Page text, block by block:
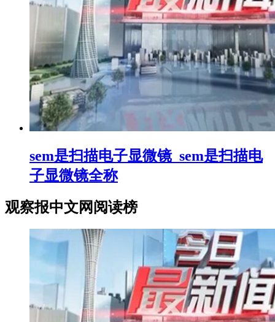
sem是扫描电子显微镜_sem是扫描电
子显微镜全称
观察报中文网阅读榜